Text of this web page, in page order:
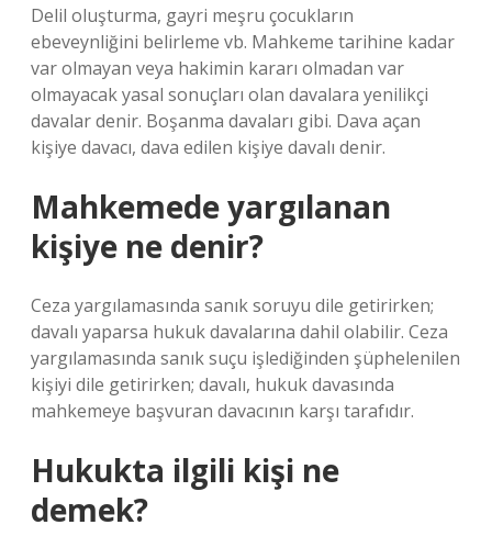
Delil oluşturma, gayri meşru çocukların
ebeveynliğini belirleme vb. Mahkeme tarihine kadar
var olmayan veya hakimin kararı olmadan var
olmayacak yasal sonuçları olan davalara yenilikçi
davalar denir. Boşanma davaları gibi. Dava açan
kişiye davacı, dava edilen kişiye davalı denir.
Mahkemede yargılanan
kişiye ne denir?
Ceza yargılamasında sanık soruyu dile getirirken;
davalı yaparsa hukuk davalarına dahil olabilir. Ceza
yargılamasında sanık suçu işlediğinden şüphelenilen
kişiyi dile getirirken; davalı, hukuk davasında
mahkemeye başvuran davacının karşı tarafıdır.
Hukukta ilgili kişi ne
demek?